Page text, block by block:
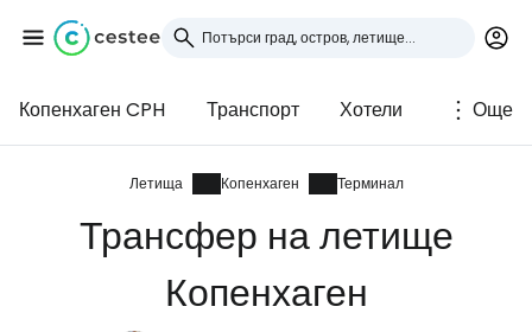
Копенхаген CPH Транспорт Хотели Още
Летища Копенхаген Терминал
Трансфер на летище
Копенхаген
Влезте в Cestee
... световната общност на туристите
Продължете с Google